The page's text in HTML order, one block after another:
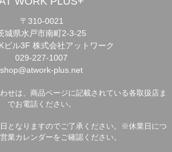
〒310-0021
城県水戸市南町2-3-25
ビル3F 株式会社アットワーク
029-227-1007
shop@atwork-plus.net
せは、商品ページに記載されている各取扱店ま
でお電話ください。
となりますのでご了承ください。※休業日につ
業カレンダーをご確認ください。